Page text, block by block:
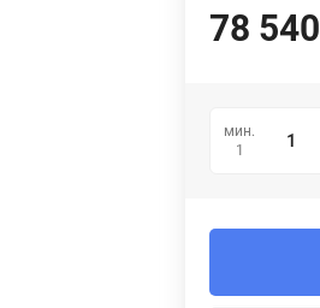
78 540
мин.
1